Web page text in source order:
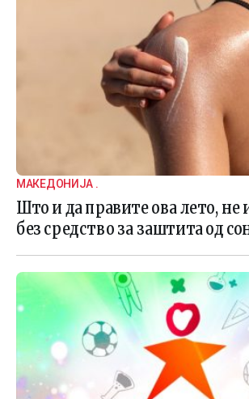
МАКЕДОНИЈА .
Што и да правите ова лето, не
без средство за заштита од